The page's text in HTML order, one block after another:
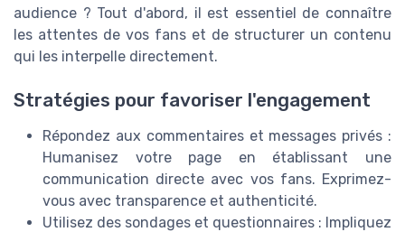
audience ? Tout d'abord, il est essentiel de connaître
les attentes de vos fans et de structurer un contenu
qui les interpelle directement.
Stratégies pour favoriser l'engagement
Répondez aux commentaires et messages privés :
Humanisez votre page en établissant une
communication directe avec vos fans. Exprimez-
vous avec transparence et authenticité.
Utilisez des sondages et questionnaires : Impliquez